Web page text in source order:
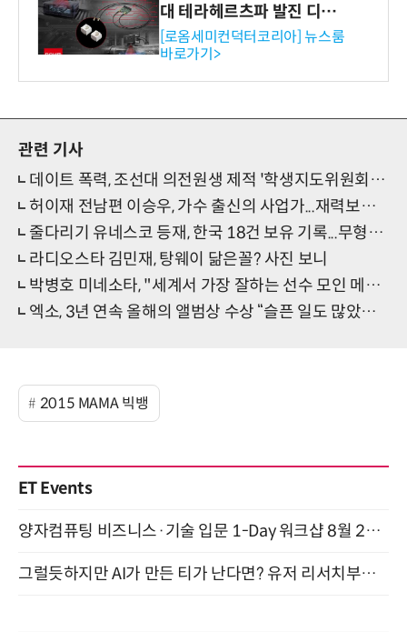
대 테라헤르츠파 발진 디바이
스 개발
[로옴세미컨덕터코리아] 뉴스룸
바로가기>
관련 기사
데이트 폭력, 조선대 의전원생 제적 '학생지도위원회 열어 징계 결정'
허이재 전남편 이승우, 가수 출신의 사업가...재력보니 '엄청나네'
줄다리기 유네스코 등재, 한국 18건 보유 기록...무형유산적 가치 높게 평가
라디오스타 김민재, 탕웨이 닮은꼴? 사진 보니
박병호 미네소타, "세계서 가장 잘하는 선수 모인 메이저리그니 준비 잘하겠다" 52번 지명타자
엑소, 3년 연속 올해의 앨범상 수상 “슬픈 일도 많았지만 더 단단해질 것”
2015 MAMA 빅뱅
ET Events
양자컴퓨팅 비즈니스·기술 입문 1-Day 워크샵 8월 28일 개최
그럴듯하지만 AI가 만든 티가 난다면? 유저 리서치부터 배포까지! (9/15)